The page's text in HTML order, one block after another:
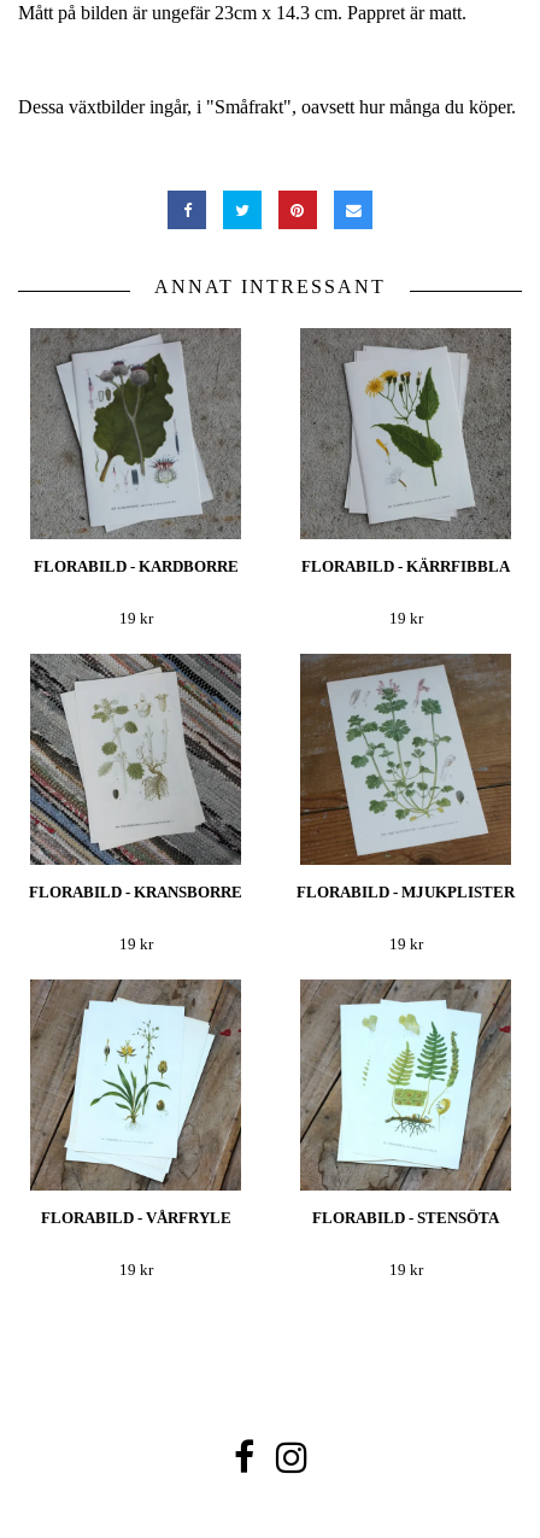
Mått på bilden är ungefär 23cm x 14.3 cm. Pappret är matt.
Dessa växtbilder ingår, i "Småfrakt", oavsett hur många du köper.
ANNAT INTRESSANT
FLORABILD - KARDBORRE
19 kr
FLORABILD - KÄRRFIBBLA
19 kr
FLORABILD - KRANSBORRE
19 kr
FLORABILD - MJUKPLISTER
19 kr
FLORABILD - VÅRFRYLE
19 kr
FLORABILD - STENSÖTA
19 kr